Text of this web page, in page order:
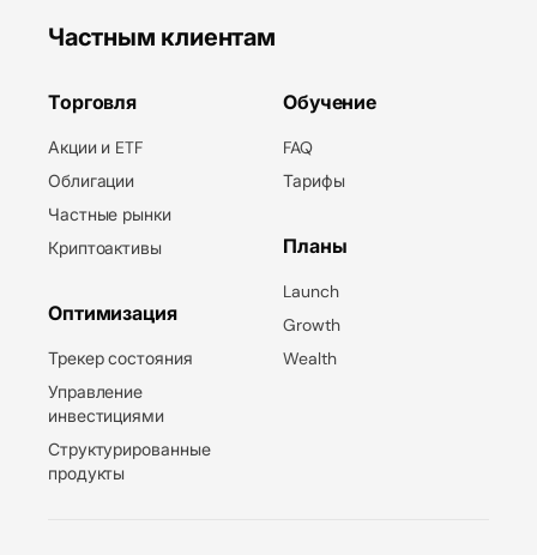
Детали компании
Частным клиентам
Торговля
Акции и ETF
Облигации
Частные рынки
Криптоактивы
Оптимизация
Трекер состояния
Управление
инвестициями
Структурированные
продукты
Обучение
FAQ
Тарифы
Планы
Launch
Growth
Wealth